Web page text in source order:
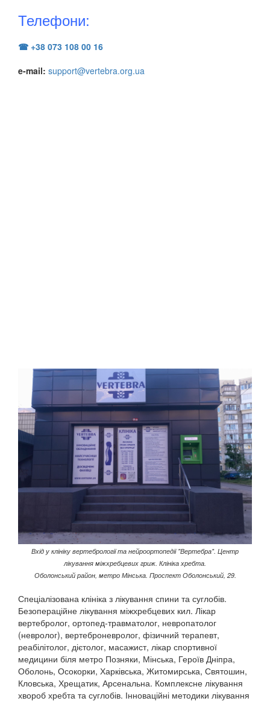
Телефони:
☎ +38 073 108 00 16
e-mail: support@vertebra.org.ua
Вхід у клініку вертебрології та нейроортопедії "Вертебра". Центр
лікування міжхребцевих гриж. Клініка хребта.
Оболонський район, метро Мінська. Проспект Оболонський, 29.
Спеціалізована клініка з лікування спини та суглобів.
Безопераційне лікування міжхребцевих кил. Лікар
вертебролог, ортопед-травматолог, невропатолог
(невролог), вертеброневролог, фізичний терапевт,
реабілітолог, дієтолог, масажист, лікар спортивної
медицини біля метро Позняки, Мінська, Героїв Дніпра,
Оболонь, Осокорки, Харківська, Житомирська, Святошин,
Кловська, Хрещатик, Арсенальна. Комплексне лікування
хвороб хребта та суглобів. Інноваційні методики лікування